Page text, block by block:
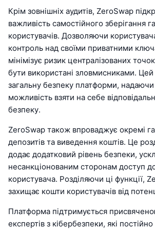
Крім зовнішніх аудитів, ZeroSwap
важливість самостійного зберігання
користувачів. Дозволяючи
контроль над своїми приватними
мінімізує ризик централізованих
бути використані зловмисниками. Цей
загальну безпеку платформи,
можливість взяти на себе
безпеку.
ZeroSwap також впроваджує окремі
депозитів та виведення коштів. Це
додає додатковий рівень безпеки,
несанкціонованим сторонам доступ до
користувача. Розділяючи ці функції,
захищає кошти користувачів від
Платформа підтримується
експертів з кібербезпеки, які